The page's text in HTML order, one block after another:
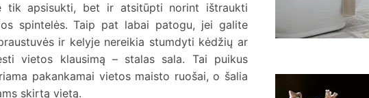
tik apsisukti, bet ir atsitūpti norint ištraukti
spintelės. Taip pat labai patogu, jei galite
ir kelyje nereikia stumdyti kėdžių ar
vietos klausimą – stalas sala. Tai puikus
pakankamai vietos maisto ruošai, o šalia
skirtą vietą.